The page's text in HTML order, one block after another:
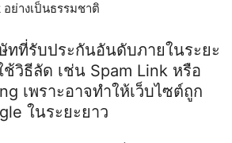
อย่างเป็นธรรมชาติ
ทที่รับประกันอันดับภายในระยะ
ช้วิธีลัด เช่น Spam Link หรือ
เพราะอาจทำให้เว็บไซต์ถูก
ในระยะยาว